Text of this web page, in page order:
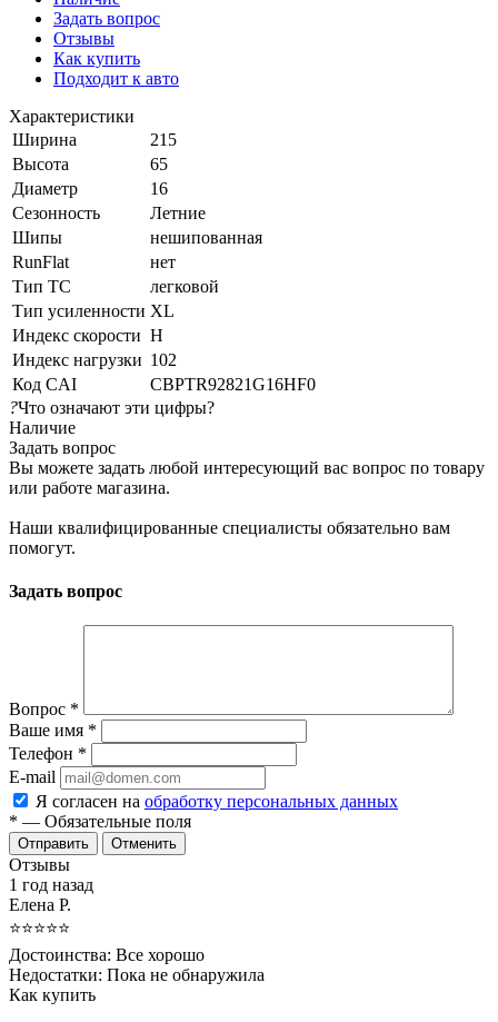
Задать вопрос
Отзывы
Как купить
Подходит к авто
Характеристики
Ширина
215
Высота
65
Диаметр
16
Сезонность
Летние
Шипы
нешипованная
RunFlat
нет
Тип ТС
легковой
Тип усиленности XL
Индекс скорости H
Индекс нагрузки 102
Код CAI
CBPTR92821G16HF0
?Что означают эти цифры?
Наличие
Задать вопрос
Вы можете задать любой интересующий вас вопрос по товару
или работе магазина.
Наши квалифицированные специалисты обязательно вам
помогут.
Задать вопрос
Вопрос *
Ваше имя *
Телефон *
E-mail
Я согласен на обработку персональных данных
* — Обязательные поля
Отменить
Отзывы
1 год назад
Елена Р.
⭐⭐⭐⭐⭐
Достоинства: Все хорошо
Недостатки: Пока не обнаружила
Как купить